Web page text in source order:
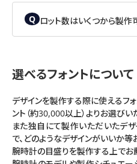
ロット数はいくつから製作
選べるフォントについて
デザインを製作する際に使えるフ
ント（約30,000以上）よりお選びい
また独自にて製作いただいたデ
で、どのようなデザインがいいか
腕時計の目盛りを製作する上でお